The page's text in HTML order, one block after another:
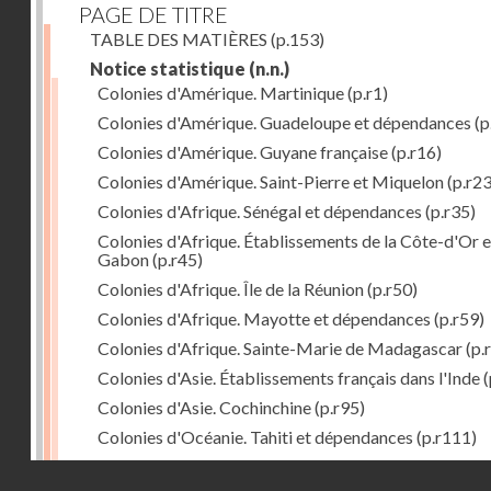
PAGE DE TITRE
TABLE DES MATIÈRES (p.153)
Notice statistique (n.n.)
Colonies d'Amérique. Martinique(p.r1)
Colonies d'Amérique. Guadeloupe et dépendances
Colonies d'Amérique. Guyane française(p.r16)
Colonies d'Amérique. Saint-Pierre et Miquelon
Colonies d'Afrique. Sénégal et dépendances (p.r35)
Colonies d'Afrique. Établissements de la Côte-d'Or
Gabon(p.r45)
Colonies d'Afrique. Île de la Réunion(p.r50)
Colonies d'Afrique. Mayotte et dépendances (p.r59)
Colonies d'Afrique. Sainte-Marie de Madagascar
Colonies d'Asie. Établissements français dans l'Inde
Colonies d'Asie. Cochinchine(p.r95)
Colonies d'Océanie. Tahiti et dépendances (p.r111)
Colonies d'Océanie. Nouvelle-Calédonie(p.r130)